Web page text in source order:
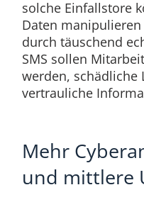
solche Einfallstore
Daten
durch täuschend
SMS sollen
werden, schädliche
vertrauliche
Mehr
und mittlere